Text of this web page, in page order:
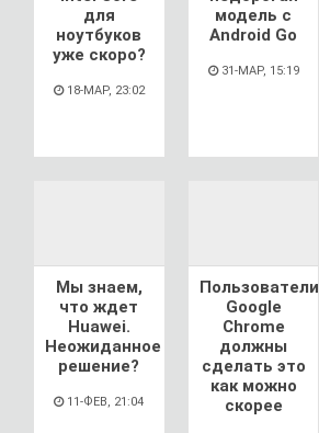
для
ноутбуков
уже скоро?
18-МАР, 23:02
модель с
Android Go
31-МАР, 15:19
Мы знаем,
что ждет
Huawei.
Неожиданное
решение?
11-ФЕВ, 21:04
Пользователи
Google
Chrome
должны
сделать это
как можно
скорее